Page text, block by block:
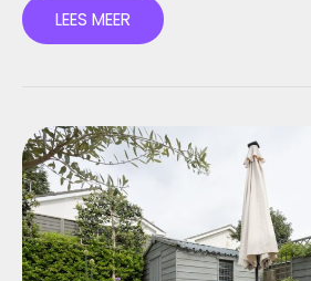
LEES MEER
BUITEN
ZITTEN
NA
ZONSONDERGANG:
ALLES
OVER
TERRASVERWARMING